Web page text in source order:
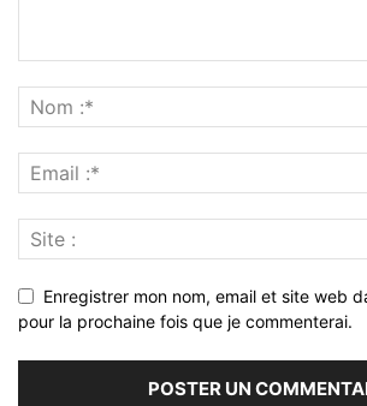
Enregistrer mon nom, email et site web
pour la prochaine fois que je commenterai.